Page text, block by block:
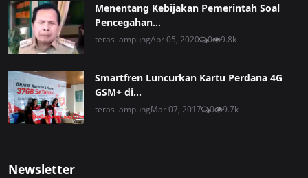
Menentang Kebijakan Pemerintah Soal
Pencegahan...
teras lampungApr 05, 2020 0 9.8k
Smartfren Luncurkan Kartu Perdana 4G
GSM+ di...
teras lampungMar 07, 2017 0 9.7k
Newsletter